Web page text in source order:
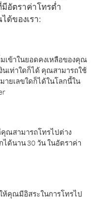
มีอัตราค่าโทรต่ำ
ด้ของเรา:
มเข้าในยอดคงเหลือของคุณ
เท่าใดก็ได้ คุณสามารถใช้
ายเลขใดก็ได้ในโลกนี้ใน
คุณสามารถโทรไปต่าง
ด้นาน 30 วัน ในอัตราค่า
ห้คุณมีอิสระในการโทรไป